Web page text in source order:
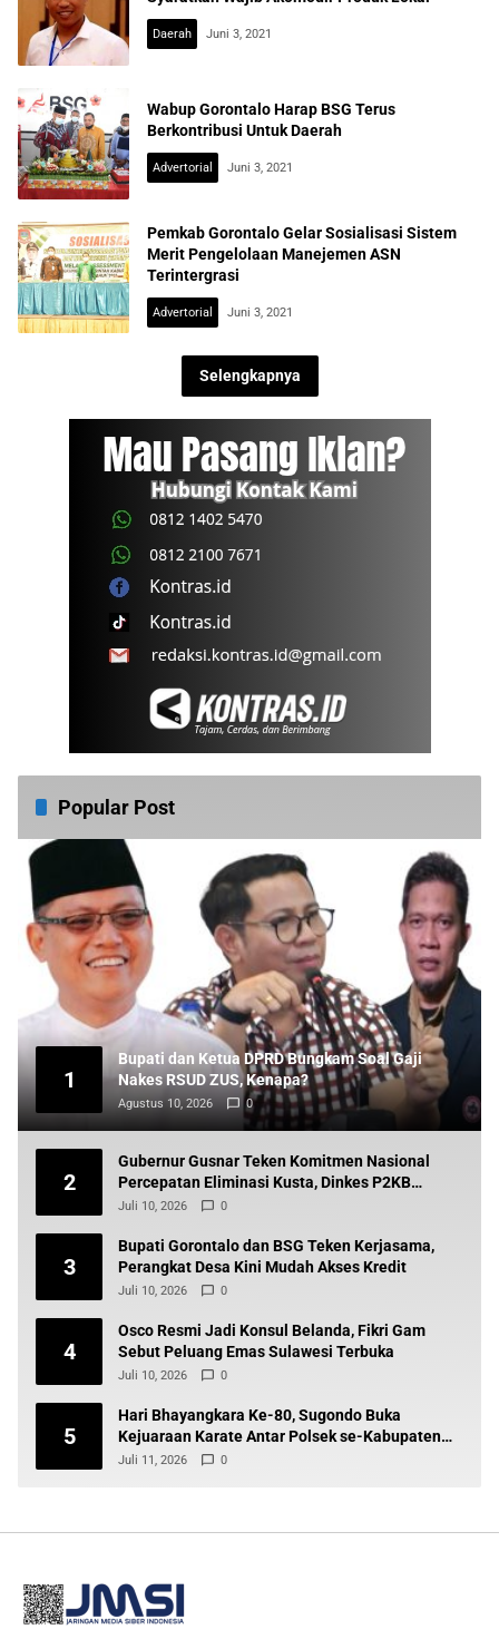
Daerah Juni 3, 2021
Wabup Gorontalo Harap BSG Terus
Berkontribusi Untuk Daerah
Advertorial Juni 3, 2021
Pemkab Gorontalo Gelar Sosialisasi Sistem
Merit Pengelolaan Manejemen ASN
Terintergrasi
Advertorial Juni 3, 2021
Selengkapnya
Popular Post
1
Bupati dan Ketua DPRD Bungkam Soal Gaji
Nakes RSUD ZUS, Kenapa?
Agustus 10, 2026 0
2
Gubernur Gusnar Teken Komitmen Nasional
Percepatan Eliminasi Kusta, Dinkes P2KB
Siapkan Tindak Lanjut
Juli 10, 2026 0
3
Bupati Gorontalo dan BSG Teken Kerjasama,
Perangkat Desa Kini Mudah Akses Kredit
Juli 10, 2026 0
4
Osco Resmi Jadi Konsul Belanda, Fikri Gam
Sebut Peluang Emas Sulawesi Terbuka
Juli 10, 2026 0
5
Hari Bhayangkara Ke-80, Sugondo Buka
Kejuaraan Karate Antar Polsek se-Kabupaten
Gorontalo
Juli 11, 2026 0